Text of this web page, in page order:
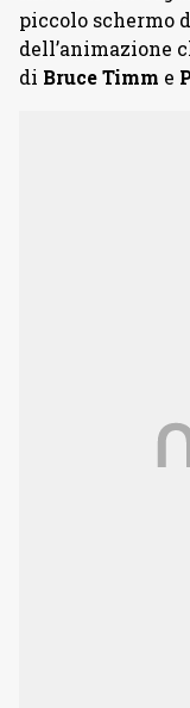
piccolo schermo
dell’animazione
di Bruce Timm e